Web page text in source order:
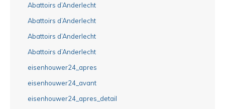
Abattoirs d’Anderlecht
Abattoirs d’Anderlecht
Abattoirs d’Anderlecht
Abattoirs d’Anderlecht
eisenhouwer24_apres
eisenhouwer24_avant
eisenhouwer24_apres_detail